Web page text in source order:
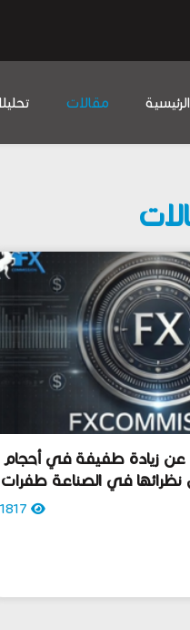
الرئيسية مقالات
عن زيادة طفيفة في أحجام
نظرائها في الصناعة طفرات